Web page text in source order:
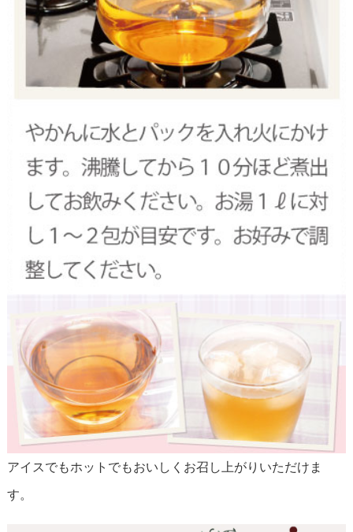
アイスでもホットでもおいしくお召し上がりいただけま
す。